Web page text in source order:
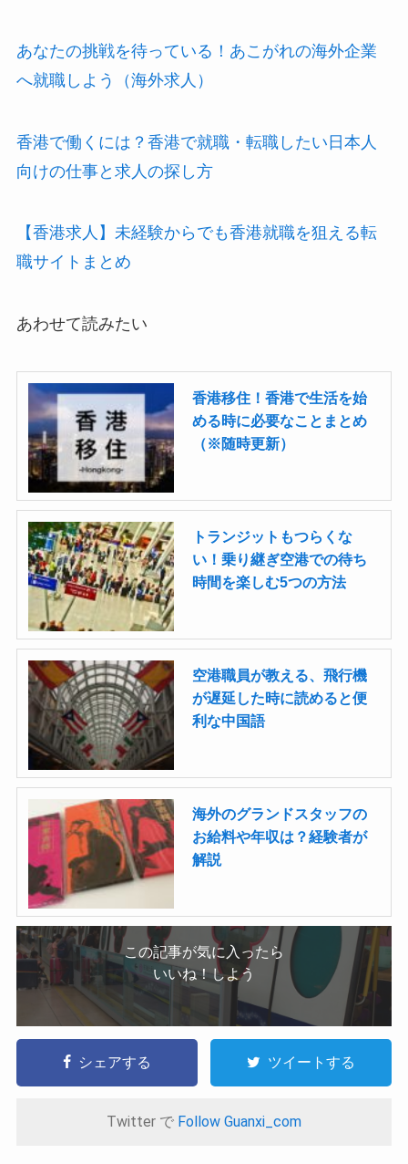
あなたの挑戦を待っている！あこがれの海外企業
へ就職しよう（海外求人）
香港で働くには？香港で就職・転職したい日本人
向けの仕事と求人の探し方
【香港求人】未経験からでも香港就職を狙える転
職サイトまとめ
あわせて読みたい
香港移住！香港で生活を始
める時に必要なことまとめ
（※随時更新）
トランジットもつらくな
い！乗り継ぎ空港での待ち
時間を楽しむ5つの方法
空港職員が教える、飛行機
が遅延した時に読めると便
利な中国語
海外のグランドスタッフの
お給料や年収は？経験者が
解説
この記事が気に入ったら
いいね！しよう
シェアする ツイートする
Twitter で Follow Guanxi_com